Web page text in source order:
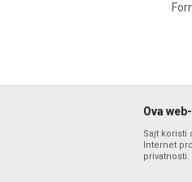
Ova
Sajt koristi
Internet
privatnosti.